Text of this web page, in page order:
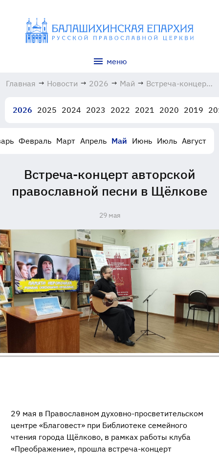
меню
Главная → Новости → 2026 → Май → Встреча-концерт
песни в Щёлкове
2026 2025 2024 2023 2022 2021 2020 2019
Февраль Март Апрель Май Июнь Июль Август
Встреча-концерт авторской
православной песни в Щёлкове
29 мая
29 мая в Православном духовно-просветительском
центре «Благовест» при Библиотеке семейного
чтения города Щёлково, в рамках работы клуба
«Преображение», прошла встреча-концерт